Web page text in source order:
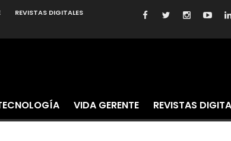
REVISTAS DIGITALES
VIDA GERENTE REVISTAS